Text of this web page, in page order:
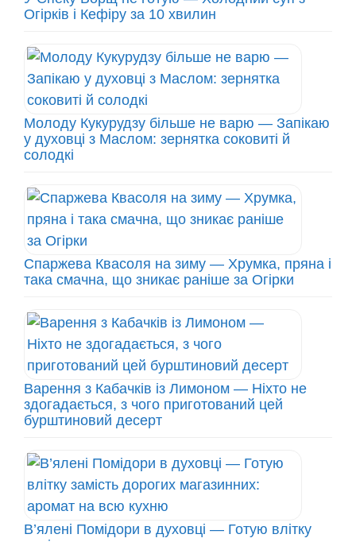
Огірків і Кефіру за 10 хвилин
Молоду Кукурудзу більше не варю — Запікаю
у духовці з Маслом: зернятка соковиті й
солодкі
Спаржева Квасоля на зиму — Хрумка, пряна і
така смачна, що зникає раніше за Огірки
Варення з Кабачків із Лимоном — Ніхто не
здогадається, з чого приготований цей
бурштиновий десерт
В’ялені Помідори в духовці — Готую влітку